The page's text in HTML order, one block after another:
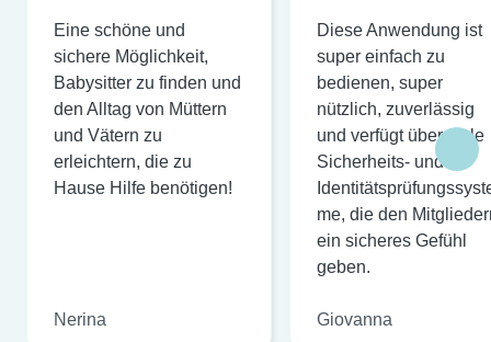
Eine schöne und
sichere Möglichkeit,
Babysitter zu finden und
den Alltag von Müttern
und Vätern zu
erleichtern, die zu
Hause Hilfe benötigen!
Nerina
Diese Anwendung ist
super einfach zu
bedienen, super
nützlich, zuverlässig
und verfügt über viele
Sicherheits- und
me, die den
ein sicheres Gefühl
geben.
Giovanna